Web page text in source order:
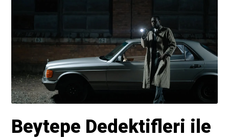
Beytepe Dedektifleri ile